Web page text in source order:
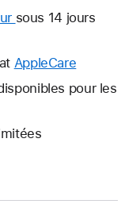
Une
fenêtre
sous 14 jours
AppleCare
nouvelle
pour les